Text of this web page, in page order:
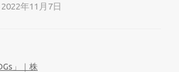
年11月7日
」｜株